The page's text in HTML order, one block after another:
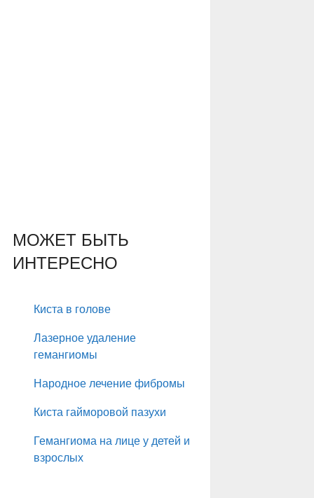
МОЖЕТ БЫТЬ
ИНТЕРЕСНО
Киста в голове
Лазерное удаление
гемангиомы
Народное лечение фибромы
Киста гайморовой пазухи
Гемангиома на лице у детей и
взрослых